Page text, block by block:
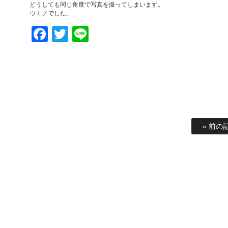
どうしても同じ角度で写真を撮ってしまいます。
ウエノでした。
Facebook
Twitter
« 前の